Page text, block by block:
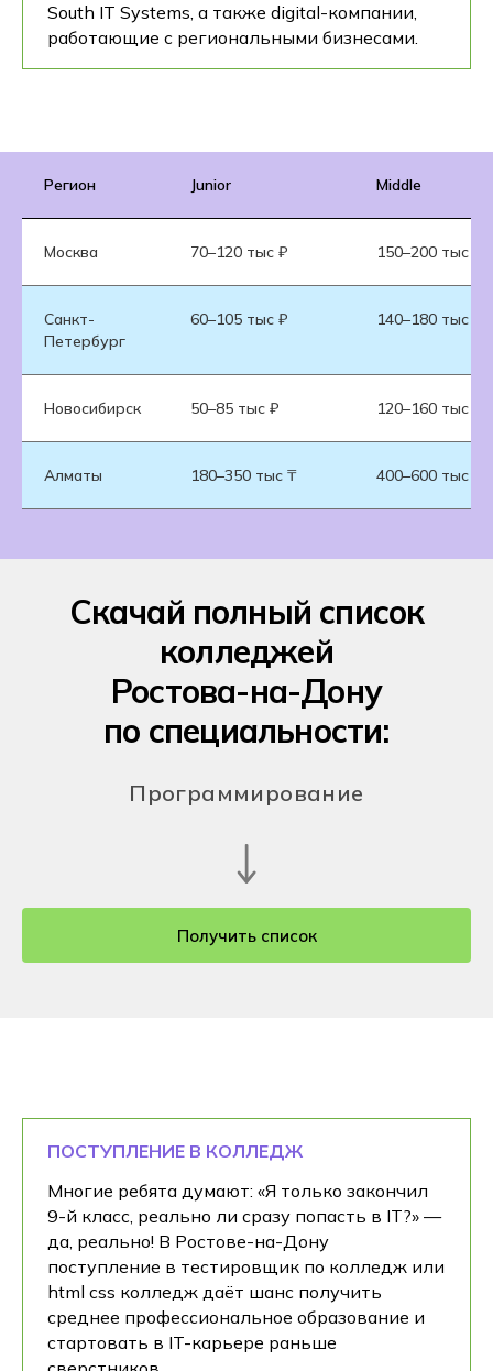
South IT Systems, а также digital-компании,
работающие с региональными бизнесами.
Регион Junior Middle
Москва 70–120 тыс ₽ 150–200 тыс ₽
Санкт-
Петербург
60–105 тыс ₽ 140–180 тыс ₽
Новосибирск 50–85 тыс ₽ 120–160 тыс ₽
Алматы 180–350 тыс ₸ 400–600 тыс ₸
Скачай полный список
колледжей
Ростова-на-Дону
по специальности:
Программирование
Получить список
ПОСТУПЛЕНИЕ В КОЛЛЕДЖ
Многие ребята думают: «Я только закончил
9-й класс, реально ли сразу попасть в IT?» —
да, реально! В Ростове-на-Дону
поступление в тестировщик по колледж или
html css колледж даёт шанс получить
среднее профессиональное образование и
стартовать в IT-карьере раньше